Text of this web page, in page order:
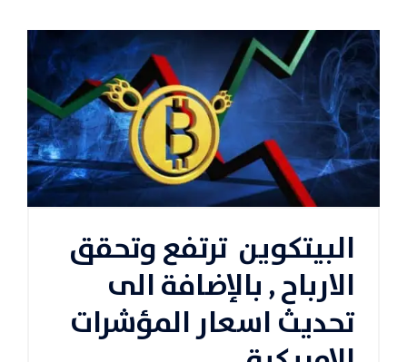
البيتكوين ترتفع وتحقق
الارباح , بالإضافة الى
تحديث اسعار المؤشرات